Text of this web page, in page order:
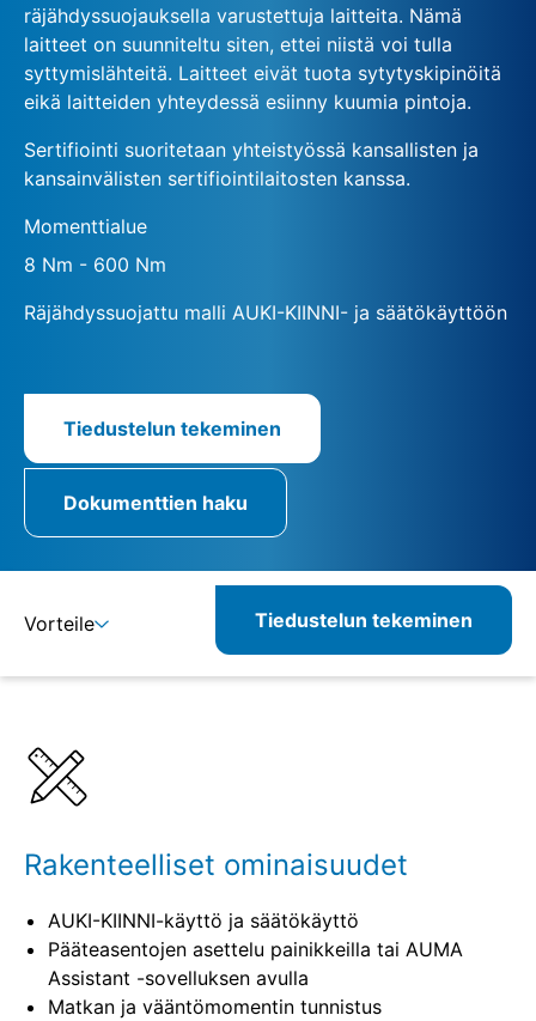
räjähdyssuojauksella varustettuja laitteita. Nämä
laitteet on suunniteltu siten, ettei niistä voi tulla
syttymislähteitä. Laitteet eivät tuota sytytyskipinöitä
eikä laitteiden yhteydessä esiinny kuumia pintoja.
Sertifiointi suoritetaan yhteistyössä kansallisten ja
kansainvälisten sertifiointilaitosten kanssa.
Momenttialue
8 Nm - 600 Nm
Räjähdyssuojattu malli AUKI-KIINNI- ja säätökäyttöön
Tiedustelun tekeminen
Dokumenttien haku
Vorteile
Yhdisteltävät tuotteet
Tiedustelun tekeminen
Rakenteelliset ominaisuudet
AUKI-KIINNI-käyttö ja säätökäyttö
Pääteasentojen asettelu painikkeilla tai AUMA
Assistant -sovelluksen avulla
Matkan ja vääntömomentin tunnistus